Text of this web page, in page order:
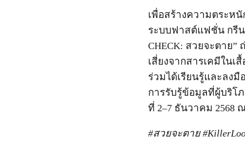
เพื่อสร้างความตระห
ระบบฟาสต์แฟชั่น กรีน
CHECK: สวยจะตาย
เสี่ยงจากสารเคมีใน
ร่วมได้เรียนรู้และลง
การรับรู้ข้อมูลที่ผู้บริโ
ที่ 2–7 ธันวาคม 2568
#สวยจะตาย